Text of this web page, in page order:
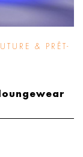
& PRÊT-